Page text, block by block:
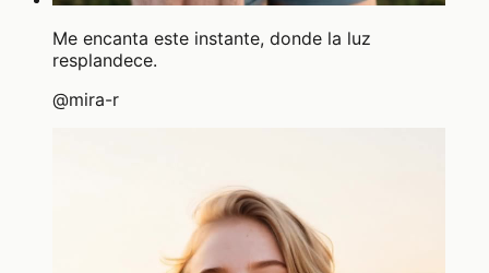
Me encanta este instante, donde la luz
resplandece.
@mira-r